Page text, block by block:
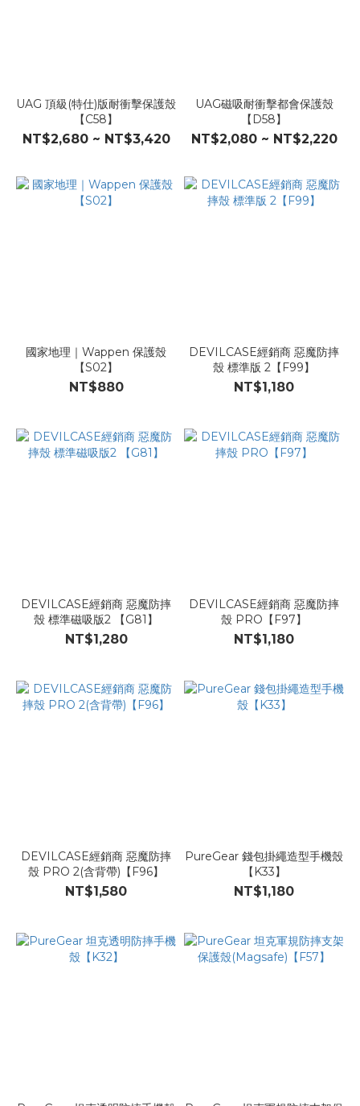
UAG 頂級(特仕)版耐衝擊保護殼
【C58】
NT$2,680 ~ NT$3,420
UAG磁吸耐衝擊都會保護殼
【D58】
NT$2,080 ~ NT$2,220
國家地理｜Wappen 保護殼
【S02】
NT$880
DEVILCASE經銷商 惡魔防摔
殼 標準版 2【F99】
NT$1,180
DEVILCASE經銷商 惡魔防摔
殼 標準磁吸版2 【G81】
NT$1,280
DEVILCASE經銷商 惡魔防摔
殼 PRO【F97】
NT$1,180
DEVILCASE經銷商 惡魔防摔
殼 PRO 2(含背帶)【F96】
NT$1,580
PureGear 錢包掛繩造型手機殼
【K33】
NT$1,180